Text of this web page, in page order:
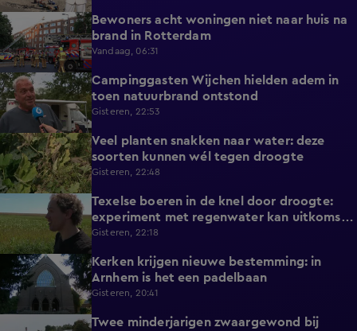
0:34
Bewoners acht woningen niet naar huis na
brand in Rotterdam
Vandaag, 06:31
2:10
Campinggasten Wijchen hielden adem in
toen natuurbrand ontstond
Gisteren, 22:53
2:14
Veel planten snakken naar water: deze
soorten kunnen wél tegen droogte
Gisteren, 22:48
Texelse boeren in de knel door droogte:
experiment met regenwater kan uitkomst
bieden
Gisteren, 22:18
1:08
Kerken krijgen nieuwe bestemming: in
Arnhem is het een padelbaan
Gisteren, 20:41
Twee minderjarigen zwaargewond bij